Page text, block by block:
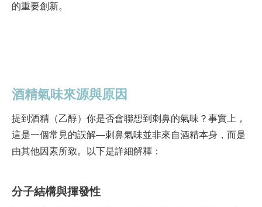
的重要創新。
酒精氣味來源與原因
提到酒精（乙醇）你是否會聯想到刺鼻的氣味？事實上，
這是一個常見的誤解—刺鼻氣味並非來自酒精本身，而是
由其他因素所致。以下是詳細解釋：
分子結構與揮發性